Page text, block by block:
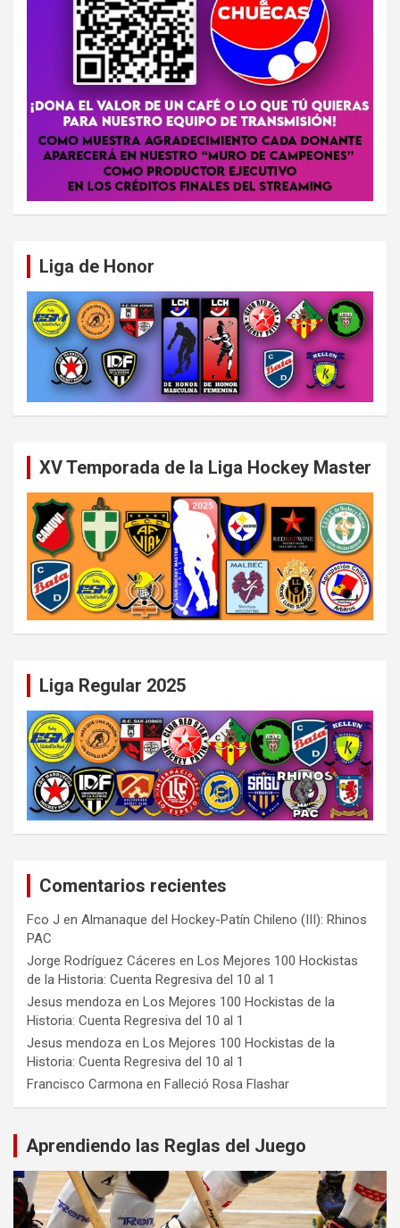
Liga de Honor
XV Temporada de la Liga Hockey Master
Liga Regular 2025
Comentarios recientes
Fco J en Almanaque del Hockey-Patín Chileno (III): Rhinos
PAC
Jorge Rodríguez Cáceres en Los Mejores 100 Hockistas
de la Historia: Cuenta Regresiva del 10 al 1
Jesus mendoza en Los Mejores 100 Hockistas de la
Historia: Cuenta Regresiva del 10 al 1
Jesus mendoza en Los Mejores 100 Hockistas de la
Historia: Cuenta Regresiva del 10 al 1
Francisco Carmona en Falleció Rosa Flashar
Aprendiendo las Reglas del Juego